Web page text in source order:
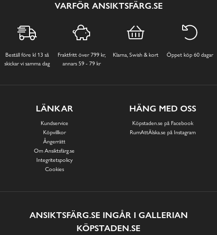
VARFÖR ANSIKTSFÄRG.SE
Beställ före kl 13 så
skickar vi samma dag
Fraktfritt över 799 kr,
annars 59 - 79 kr
Klarna, Swish & kort Öppet köp 60 dagar
LÄNKAR
Kundservice
Köpvillkor
Ångerrätt
Om Ansiktsfärg.se
Integritetspolicy
Cookies
HÄNG MED OSS
Köpstaden.se på Facebook
RumAttÄlska.se på Instagram
ANSIKTSFÄRG.SE INGÅR I GALLERIAN
KÖPSTADEN.SE